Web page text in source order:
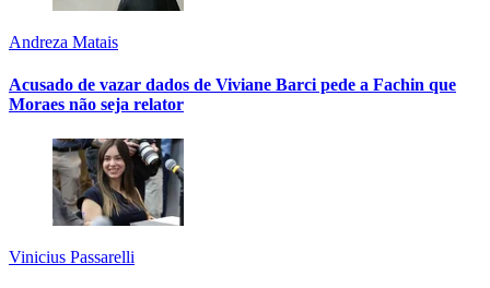
Andreza Matais
Acusado de vazar dados de Viviane Barci pede a Fachin que
Moraes não seja relator
Vinicius Passarelli